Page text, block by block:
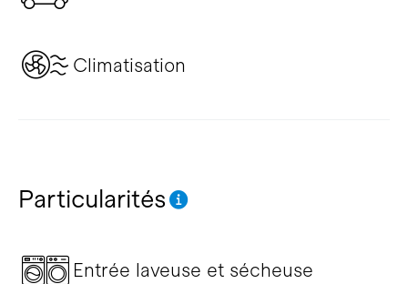
Climatisation
Particularités
Entrée laveuse et sécheuse